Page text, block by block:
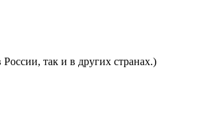
так и в других странах.)